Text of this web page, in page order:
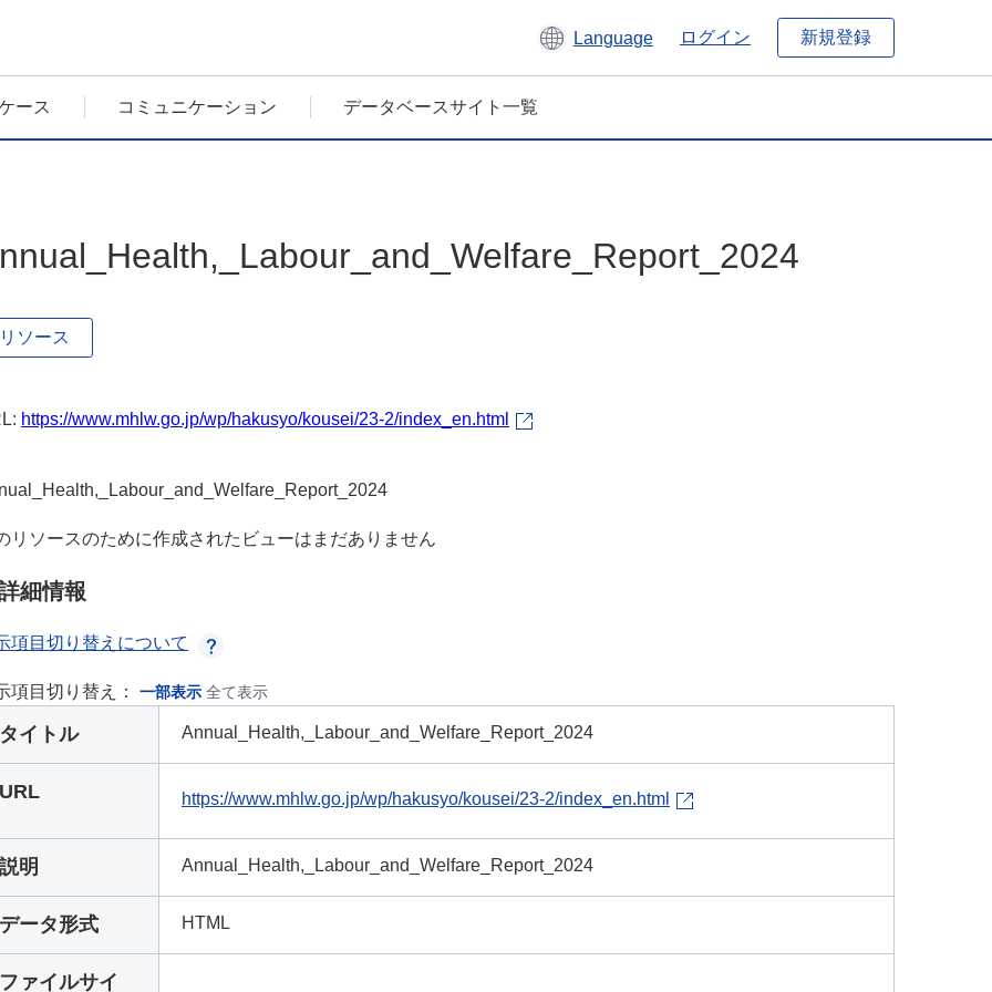
Language ログイン 新規登録
ース コミュニケーション データベースサイト一覧
リソース
https://www.mhlw.go.jp/wp/hakusyo/kousei/23-2/index_en.html
リソースのために作成されたビューはまだありません
細情報
項目切り替えについて
項目切り替え： 一部表示 全て表示
タイトル Annual_Health,_Labour_and_Welfare_Report_2024
URL https://www.mhlw.go.jp/wp/hakusyo/kousei/23-2/index_en.html
説明 Annual_Health,_Labour_and_Welfare_Report_2024
データ形式 HTML
ファイルサイ